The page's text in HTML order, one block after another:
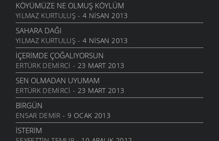
ALDIRMA GÜLÜM
13 AĞUSTOS 2011
BENDE VARIM
24 TEMMUZ 2011
SARI KIZ
16 TEMMUZ 2011
GELIN CANLAR
3 TEMMUZ 2011
ARTVINIM II
29 HAZIRAN 2011
KÖYÜMÜZE NE OLMUŞ KÖYLÜM
YILMAZ KURTULUŞ - 4 NISAN 2013
SAHARA DAĞI
YILMAZ KURTULUŞ - 4 NISAN 2013
İÇERIMDE ÇOĞALIYORSUN
ERTÜRK DEMIRCI - 23 MART 2013
SEN OLMADAN UYUMAM
ERTÜRK DEMIRCI - 23 MART 2013
BIRGÜN
ENSAR DEMIR - 9 OCAK 2013
İSTERIM